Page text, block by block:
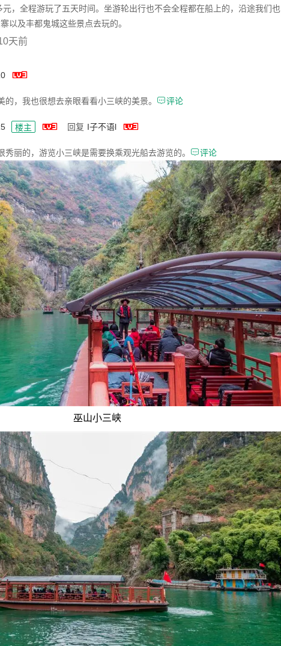
，全程游玩了五天时间。坐游轮出行也不会全程都在船上的，沿途我们也
以及丰都鬼城这些景点去玩的。
天前

的，我也很想去亲眼看看小三峡的美景。 评论
楼主  回复 I子不语l 
秀丽的，游览小三峡是需要换乘观光船去游览的。 评论
巫山小三峡